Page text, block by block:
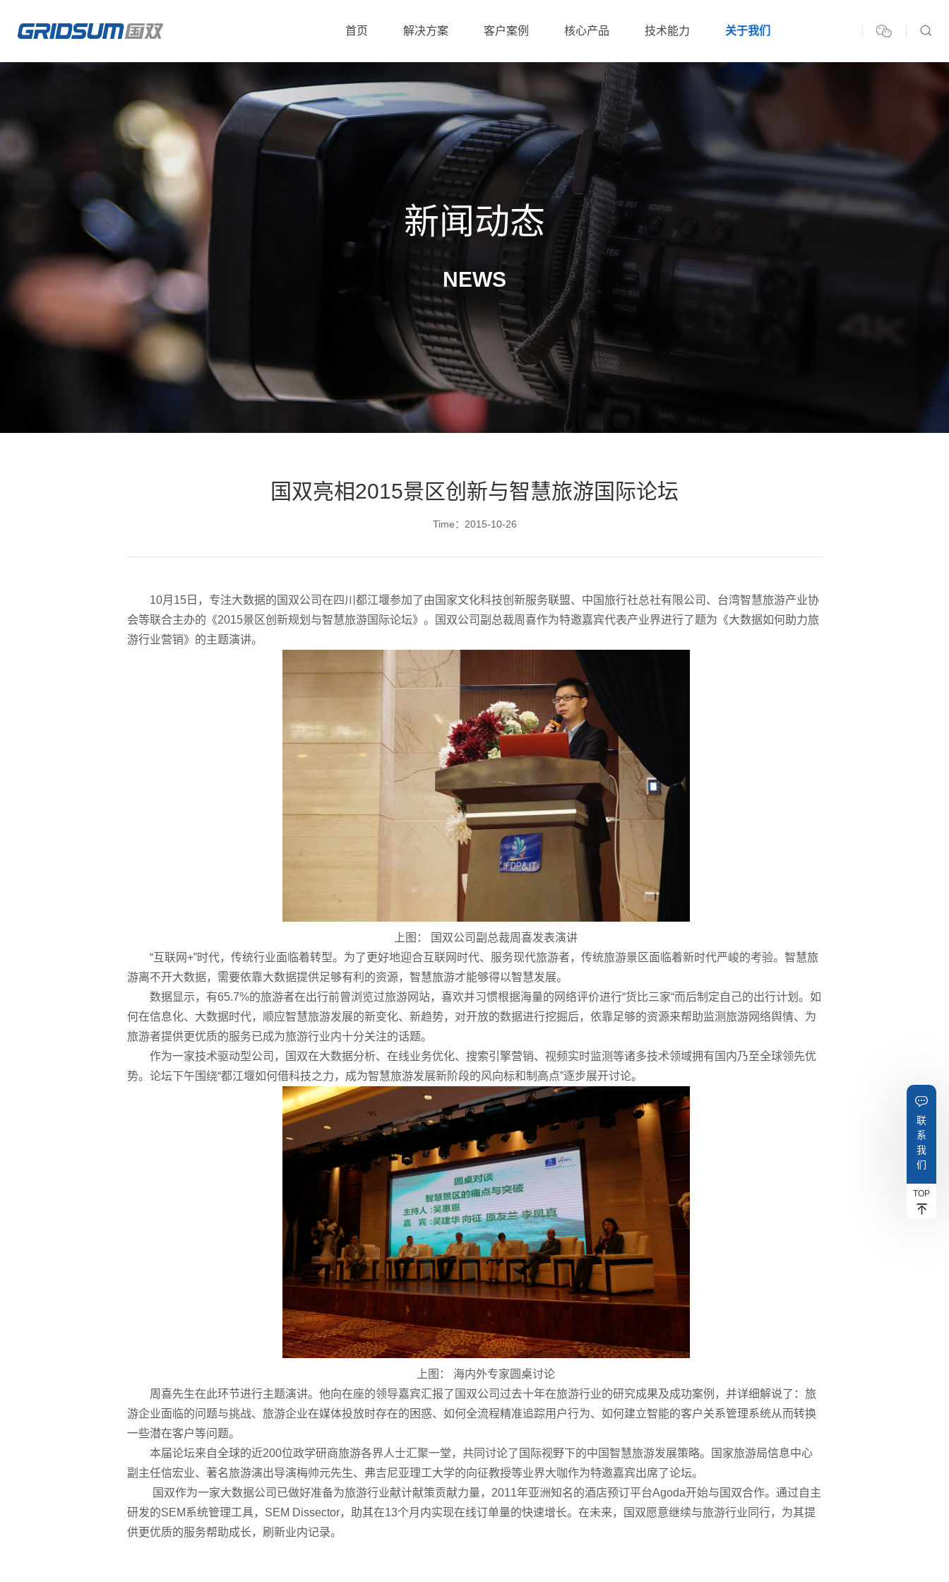
首页 解决方案 客户案例 核心产品 技术能力 关于我们
新闻动态
NEWS
国双亮相2015景区创新与智慧旅游国际论坛
Time：2015-10-26
10月15日，专注大数据的国双公司在四川都江堰参加了由国家文化科技创新服务联盟、中国旅行社总社有限公司、台湾智慧旅游产业协
会等联合主办的《2015景区创新规划与智慧旅游国际论坛》。国双公司副总裁周喜作为特邀嘉宾代表产业界进行了题为《大数据如何助力旅
游行业营销》的主题演讲。
上图： 国双公司副总裁周喜发表演讲
“互联网+”时代，传统行业面临着转型。为了更好地迎合互联网时代、服务现代旅游者，传统旅游景区面临着新时代严峻的考验。智慧旅
游离不开大数据，需要依靠大数据提供足够有利的资源，智慧旅游才能够得以智慧发展。
数据显示，有65.7%的旅游者在出行前曾浏览过旅游网站，喜欢并习惯根据海量的网络评价进行“货比三家“而后制定自己的出行计划。如
何在信息化、大数据时代，顺应智慧旅游发展的新变化、新趋势，对开放的数据进行挖掘后，依靠足够的资源来帮助监测旅游网络舆情、为
旅游者提供更优质的服务已成为旅游行业内十分关注的话题。
作为一家技术驱动型公司，国双在大数据分析、在线业务优化、搜索引擎营销、视频实时监测等诸多技术领域拥有国内乃至全球领先优
势。论坛下午围绕“都江堰如何借科技之力，成为智慧旅游发展新阶段的风向标和制高点”逐步展开讨论。
上图： 海内外专家圆桌讨论
周喜先生在此环节进行主题演讲。他向在座的领导嘉宾汇报了国双公司过去十年在旅游行业的研究成果及成功案例，并详细解说了：旅
游企业面临的问题与挑战、旅游企业在媒体投放时存在的困惑、如何全流程精准追踪用户行为、如何建立智能的客户关系管理系统从而转换
一些潜在客户等问题。
本届论坛来自全球的近200位政学研商旅游各界人士汇聚一堂，共同讨论了国际视野下的中国智慧旅游发展策略。国家旅游局信息中心
副主任信宏业、著名旅游演出导演梅帅元先生、弗吉尼亚理工大学的向征教授等业界大咖作为特邀嘉宾出席了论坛。
国双作为一家大数据公司已做好准备为旅游行业献计献策贡献力量，2011年亚洲知名的酒店预订平台Agoda开始与国双合作。通过自主
研发的SEM系统管理工具，SEM Dissector，助其在13个月内实现在线订单量的快速增长。在未来，国双愿意继续与旅游行业同行，为其提
供更优质的服务帮助成长，刷新业内记录。
联
系
我
们
TOP